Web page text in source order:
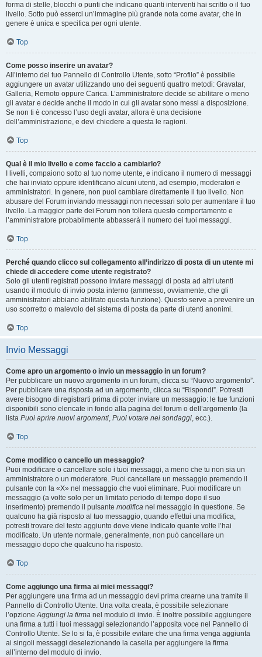
forma di stelle, blocchi o punti che indicano quanti interventi hai scritto o il tuo
livello. Sotto può esserci un’immagine più grande nota come avatar, che in
genere è unica e specifica per ogni utente.
Top
Come posso inserire un avatar?
All’interno del tuo Pannello di Controllo Utente, sotto “Profilo” è possibile
aggiungere un avatar utilizzando uno dei seguenti quattro metodi: Gravatar,
Galleria, Remoto oppure Carica. L’amministratore decide se abilitare o meno
gli avatar e decide anche il modo in cui gli avatar sono messi a disposizione.
Se non ti è concesso l’uso degli avatar, allora è una decisione
dell’amministrazione, e devi chiedere a questa le ragioni.
Top
Qual è il mio livello e come faccio a cambiarlo?
I livelli, compaiono sotto al tuo nome utente, e indicano il numero di messaggi
che hai inviato oppure identificano alcuni utenti, ad esempio, moderatori e
amministratori. In genere, non puoi cambiare direttamente il tuo livello. Non
abusare del Forum inviando messaggi non necessari solo per aumentare il tuo
livello. La maggior parte dei Forum non tollera questo comportamento e
l’amministratore probabilmente abbasserà il numero dei tuoi messaggi.
Top
Perché quando clicco sul collegamento all’indirizzo di posta di un utente mi
chiede di accedere come utente registrato?
Solo gli utenti registrati possono inviare messaggi di posta ad altri utenti
usando il modulo di invio posta interno (ammesso, ovviamente, che gli
amministratori abbiano abilitato questa funzione). Questo serve a prevenire un
uso scorretto o malevolo del sistema di posta da parte di utenti anonimi.
Top
Invio Messaggi
Come apro un argomento o invio un messaggio in un forum?
Per pubblicare un nuovo argomento in un forum, clicca su “Nuovo argomento”.
Per pubblicare una risposta ad un argomento, clicca su “Rispondi”. Potresti
avere bisogno di registrarti prima di poter inviare un messaggio: le tue funzioni
disponibili sono elencate in fondo alla pagina del forum o dell’argomento (la
lista Puoi aprire nuovi argomenti, Puoi votare nei sondaggi, ecc.).
Top
Come modifico o cancello un messaggio?
Puoi modificare o cancellare solo i tuoi messaggi, a meno che tu non sia un
amministratore o un moderatore. Puoi cancellare un messaggio premendo il
pulsante con la «X» nel messaggio che vuoi eliminare. Puoi modificare un
messaggio (a volte solo per un limitato periodo di tempo dopo il suo
inserimento) premendo il pulsante modifica nel messaggio in questione. Se
qualcuno ha già risposto al tuo messaggio, quando effettui una modifica,
potresti trovare del testo aggiunto dove viene indicato quante volte l’hai
modificato. Un utente normale, generalmente, non può cancellare un
messaggio dopo che qualcuno ha risposto.
Top
Come aggiungo una firma ai miei messaggi?
Per aggiungere una firma ad un messaggio devi prima crearne una tramite il
Pannello di Controllo Utente. Una volta creata, è possibile selezionare
l’opzioneAggiungi la firma nel modulo di invio. È inoltre possibile aggiungere
una firma a tutti i tuoi messaggi selezionando l’apposita voce nel Pannello di
Controllo Utente. Se lo si fa, è possibile evitare che una firma venga aggiunta
ai singoli messaggi deselezionando la casella per aggiungere la firma
all’interno del modulo di invio.